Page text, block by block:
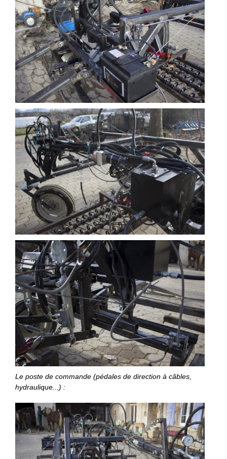
Le poste de commande (pédales de direction à câbles,
hydraulique...) :